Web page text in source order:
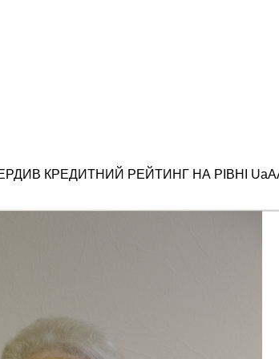
КРЕДИТНИЙ РЕЙТИНГ НА РІВНІ